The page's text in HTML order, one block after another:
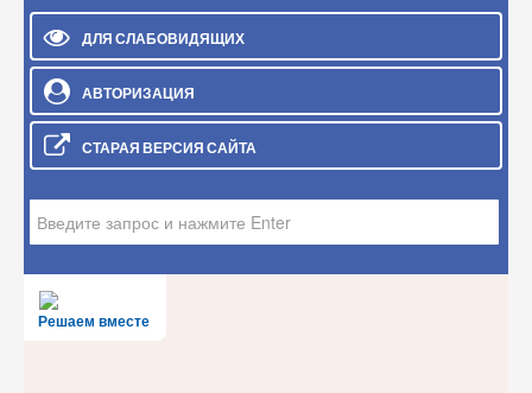
ДЛЯ СЛАБОВИДЯЩИХ
АВТОРИЗАЦИЯ
СТАРАЯ ВЕРСИЯ САЙТА
Решаем вместе